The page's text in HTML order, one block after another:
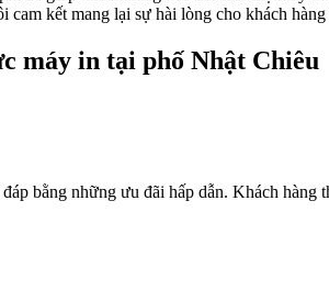
kết mang lại sự hài lòng cho khách
máy in tại phố Nhật Chiêu
bằng những ưu đãi hấp dẫn. Khách hàng